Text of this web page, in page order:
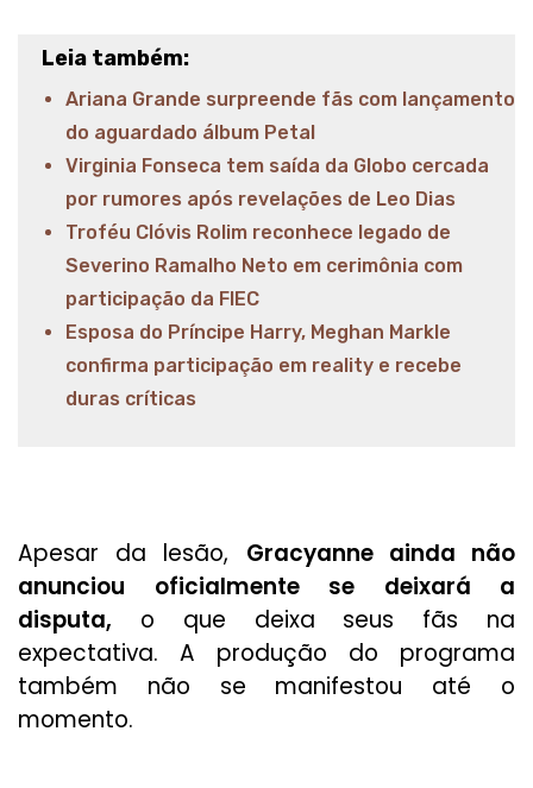
Leia também:
Ariana Grande surpreende fãs com lançamento
do aguardado álbum Petal
Virginia Fonseca tem saída da Globo cercada
por rumores após revelações de Leo Dias
Troféu Clóvis Rolim reconhece legado de
Severino Ramalho Neto em cerimônia com
participação da FIEC
Esposa do Príncipe Harry, Meghan Markle
confirma participação em reality e recebe
duras críticas
Apesar da lesão, Gracyanne ainda não
anunciou oficialmente se deixará a
disputa, o que deixa seus fãs na
expectativa. A produção do programa
também não se manifestou até o
momento.